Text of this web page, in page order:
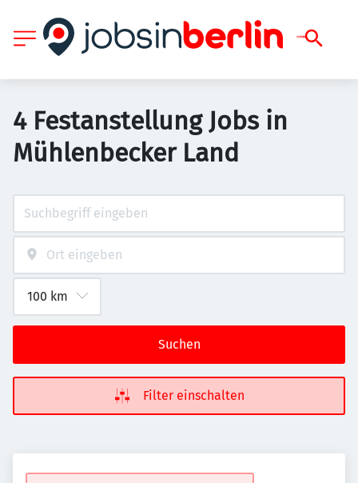
4 Festanstellung Jobs in
Mühlenbecker Land
Suchen
Filter einschalten